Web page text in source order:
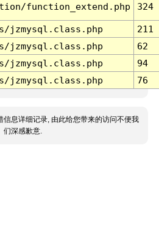
function_extend.php 324
jzmysql.class.php
211
jzmysql.class.php
62
jzmysql.class.php
94
jzmysql.class.php 76
信息详细记录, 由此给您带来的访问不便我
们深感歉意.